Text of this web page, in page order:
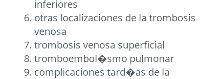
inferiores
otras localizaciones de la trombosis
venosa
trombosis venosa superficial
tromboembol�smo pulmonar
complicaciones tard�as de la